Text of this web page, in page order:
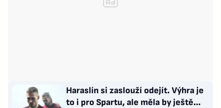
Haraslín si zaslouží odejít. Výhra je
to i pro Spartu, ale měla by ještě